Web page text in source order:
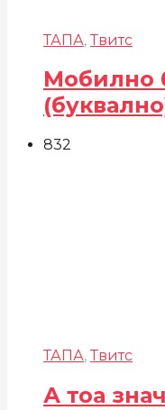
ТАПА, Твитс
Мобилно
832
ТАПА, Твитс
А тоа